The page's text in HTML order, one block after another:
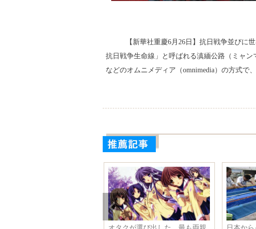
【新華社重慶6月26日】抗日戦争並びに
抗日戦争生命線」と呼ばれる滇緬公路（ミャ
などのオムニメディア（omnimedia）の方式で